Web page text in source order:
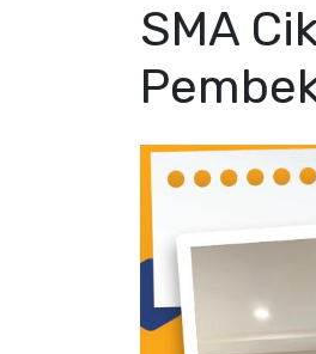
SMA